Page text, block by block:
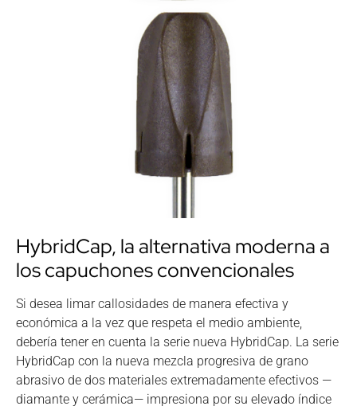
HybridCap, la alternativa moderna a
los capuchones convencionales
Si desea limar callosidades de manera efectiva y
económica a la vez que respeta el medio ambiente,
debería tener en cuenta la serie nueva HybridCap. La serie
HybridCap con la nueva mezcla progresiva de grano
abrasivo de dos materiales extremadamente efectivos —
diamante y cerámica— impresiona por su elevado índice